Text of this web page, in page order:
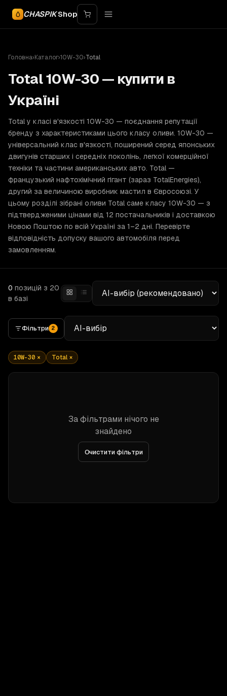
CHASPIKShop
Головна›Каталог›10W-30›Total
Total 10W-30 — купити в
Україні
Total у класі в'язкості 10W-30 — поєднання репутації
бренду з характеристиками цього класу оливи. 10W-30 —
універсальний клас в'язкості, поширений серед японських
двигунів старших і середніх поколінь, легкої комерційної
техніки та частини американських авто. Total —
французький нафтохімічний гігант (зараз TotalEnergies),
другий за величиною виробник мастил в Євросоюзі. У
цьому розділі зібрані оливи Total саме класу 10W-30 — з
підтвердженими цінами від 12 постачальників і доставкою
Новою Поштою по всій Україні за 1–2 дні. Перевірте
відповідність допуску вашого автомобіля перед
замовленням.
0 позицій з 20
в базі
Фільтри 2
10W-30 × Total ×
За фільтрами нічого не
знайдено
Очистити фільтри